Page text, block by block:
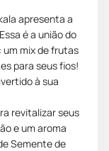
apresenta a
é a união do
um mix de frutas
para seus fios!
à sua
revitalizar seus
e um aroma
Semente de